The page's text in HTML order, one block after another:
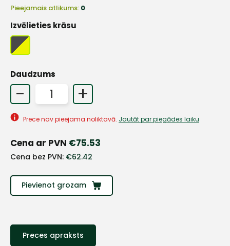
Pieejamais atlikums: 0
Izvēlieties krāsu
Daudzums
- +
Prece nav pieejama noliktavā. Jautāt par piegādes laiku
Cena ar PVN €75.53
Cena bez PVN: €62.42
Pievienot grozam
Preces apraksts
Sazinies
+